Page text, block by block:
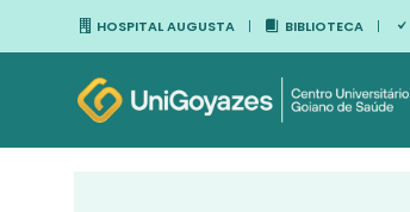
HOSPITAL AUGUSTA BIBLIOTECA